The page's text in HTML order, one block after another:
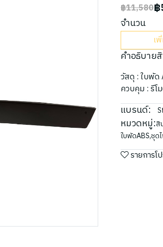
฿11,580
จำนวน
เ
คำอธิบาย
วัสดุ : ใบพัด
ควบคุม : รีโ
แบรนด์:
หมวดหมู่:สิ
ใบพัดABS,ชุด
รายการโ